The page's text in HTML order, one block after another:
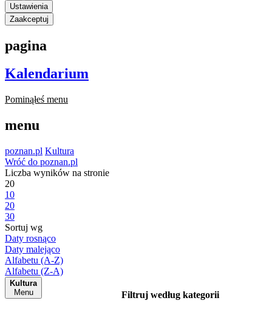
Ustawienia
Zaakceptuj
pagina
Kalendarium
Pominąłeś menu
menu
poznan.pl Kultura
Wróć do poznan.pl
Liczba wyników na stronie
20
10
20
30
Sortuj wg
Daty rosnąco
Daty malejąco
Alfabetu (A-Z)
Alfabetu (Z-A)
Kultura
Menu
Filtruj według kategorii